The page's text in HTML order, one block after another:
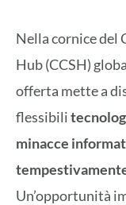
Nella cornice del
Hub (CCSH)
offerta mette a
flessibili
minacce
Un’opportunità